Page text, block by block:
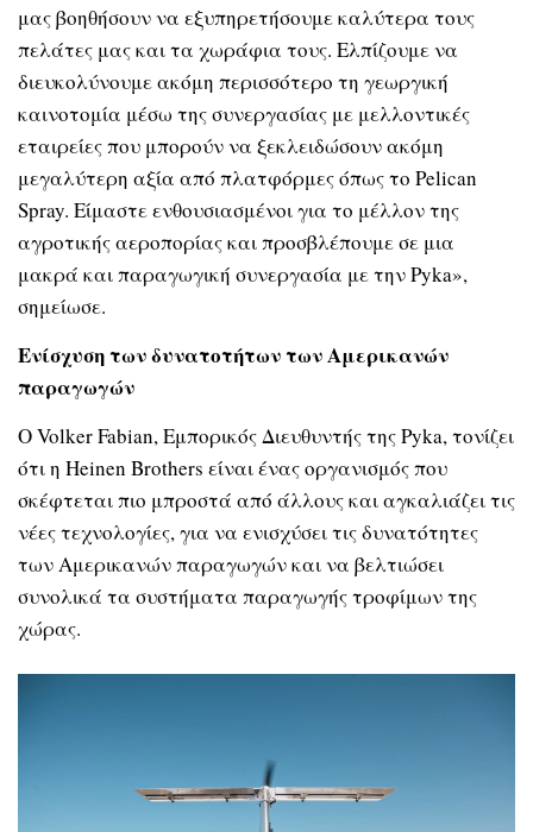
μας βοηθήσουν να εξυπηρετήσουμε καλύτερα τους
πελάτες μας και τα χωράφια τους. Ελπίζουμε να
διευκολύνουμε ακόμη περισσότερο τη γεωργική
καινοτομία μέσω της συνεργασίας με μελλοντικές
εταιρείες που μπορούν να ξεκλειδώσουν ακόμη
μεγαλύτερη αξία από πλατφόρμες όπως το Pelican
Spray. Είμαστε ενθουσιασμένοι για το μέλλον της
αγροτικής αεροπορίας και προσβλέπουμε σε μια
μακρά και παραγωγική συνεργασία με την Pyka»,
σημείωσε.
Ενίσχυση των δυνατοτήτων των Αμερικανών
παραγωγών
Ο Volker Fabian, Εμπορικός Διευθυντής της Pyka, τονίζει
ότι η Heinen Brothers είναι ένας οργανισμός που
σκέφτεται πιο μπροστά από άλλους και αγκαλιάζει τις
νέες τεχνολογίες, για να ενισχύσει τις δυνατότητες
των Αμερικανών παραγωγών και να βελτιώσει
συνολικά τα συστήματα παραγωγής τροφίμων της
χώρας.